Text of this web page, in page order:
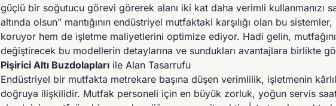
güçlü bir soğutucu görevi görerek alanı iki kat daha verimli kullanmanızı
altında olsun” mantığının endüstriyel mutfaktaki karşılığı olan bu
koruyor hem de işletme maliyetlerini optimize ediyor. Hadi gelin,
değiştirecek bu modellerin detaylarına ve sundukları avantajlara birlikte
Pişirici Altı Buzdolapları ile Alan Tasarrufu
Endüstriyel bir mutfakta metrekare başına düşen verimlilik, işletmenin
doğruya ilişkilidir. Mutfak personeli için en büyük zorluk, yoğun servis